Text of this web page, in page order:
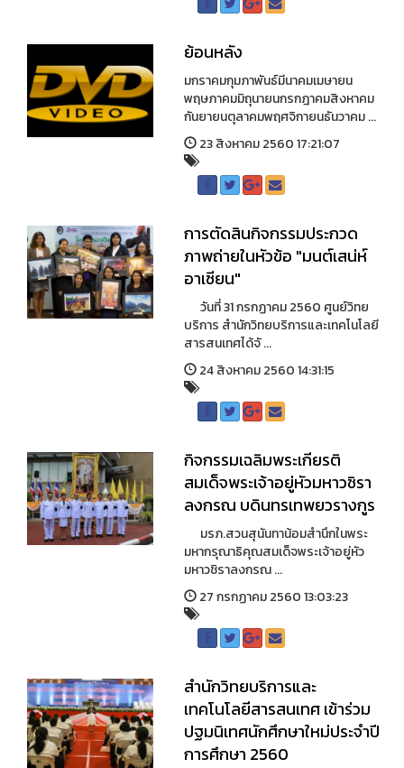
ย้อนหลัง
มกราคมกุมภาพันธ์มีนาคมเมษายน
พฤษภาคมมิถุนายนกรกฎาคมสิงหาคม
กันยายนตุลาคมพฤศจิกายนธันวาคม ...
23 สิงหาคม 2560 17:21:07
การตัดสินกิจกรรมประกวด
ภาพถ่ายในหัวข้อ "มนต์เสน่ห์
อาเซียน"
วันที่ 31 กรกฏาคม 2560 ศูนย์วิทย
บริการ สำนักวิทยบริการและเทคโนโลยี
สารสนเทศได้จั ...
24 สิงหาคม 2560 14:31:15
กิจกรรมเฉลิมพระเกียรติ
สมเด็จพระเจ้าอยู่หัวมหาวชิรา
ลงกรณ บดินทรเทพยวรางกูร
มรภ.สวนสุนันทาน้อมสำนึกในพระ
มหากรุณาธิคุณสมเด็จพระเจ้าอยู่หัว
มหาวชิราลงกรณ ...
27 กรกฏาคม 2560 13:03:23
สำนักวิทยบริการและ
เทคโนโลยีสารสนเทศ เข้าร่วม
ปฐมนิเทศนักศึกษาใหม่ประจำปี
การศึกษา 2560